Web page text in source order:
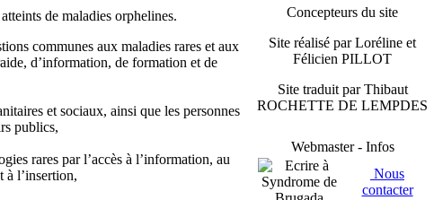
de maladies orphelines.
communes aux maladies rares et aux
d’information, de formation et de
et sociaux, ainsi que les personnes
publics,
rares par l’accès à l’information, au
à l’insertion,
Concepteurs du site
Site réalisé par Loréline et
Félicien PILLOT
Site traduit par Thibaut
ROCHETTE DE LEMPDES
Webmaster - Infos
Nous
contacter